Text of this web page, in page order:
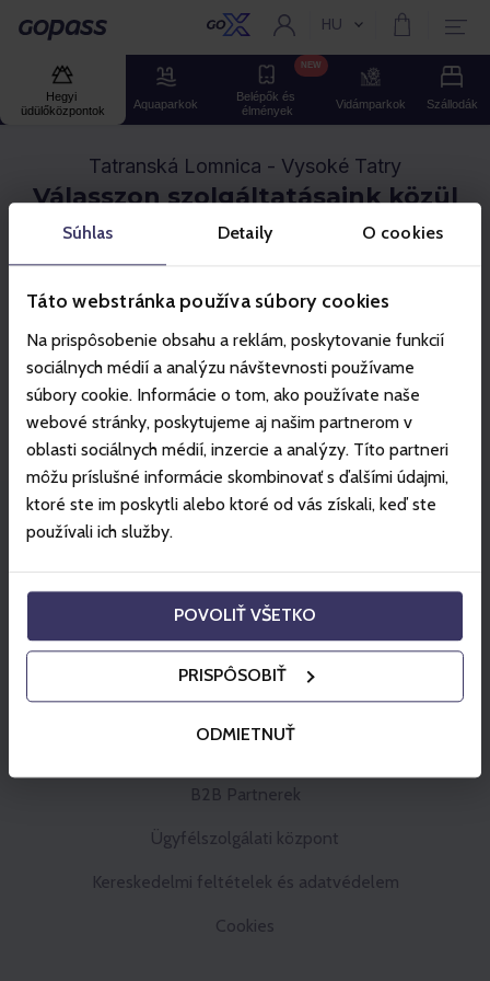
Súhlas Detaily O cookies
Táto webstránka používa súbory cookies
Na prispôsobenie obsahu a reklám, poskytovanie funkcií
sociálnych médií a analýzu návštevnosti používame
súbory cookie. Informácie o tom, ako používate naše
webové stránky, poskytujeme aj našim partnerom v
oblasti sociálnych médií, inzercie a analýzy. Títo partneri
môžu príslušné informácie skombinovať s ďalšími údajmi,
ktoré ste im poskytli alebo ktoré od vás získali, keď ste
používali ich služby.
POVOLIŤ VŠETKO
PRISPÔSOBIŤ
ODMIETNUŤ
Gopass Aktuális nyelv:
HU
Hegyi
üdülőközpontok
Aquaparkok
Belépők és
élmények
NEW
Vidámparkok Szállodák
Tatranská Lomnica - Vysoké Tatry
Válasszon szolgáltatásaink közül
Síbérletek Kötélpályás kirándulások
B2B Partnerek
Ügyfélszolgálati központ
Kereskedelmi feltételek és adatvédelem
Cookies